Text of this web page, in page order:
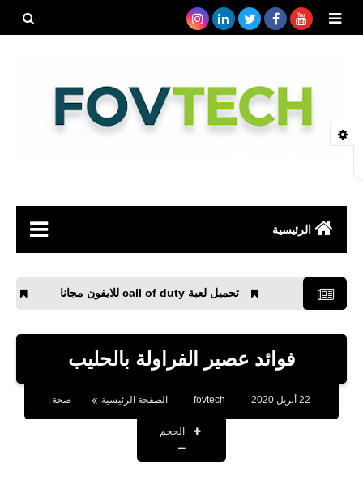
الرئيسية
مواقع
بلوجر
اخبار
العاب
تحميل لعبة call of duty للايفون مجانا تحميل لعبة Call of Duty: Mobile للأندرويد
فوائد عصير الفراولة بالحليب
fovtech الصفحة الرئيسية صحة
الحجم